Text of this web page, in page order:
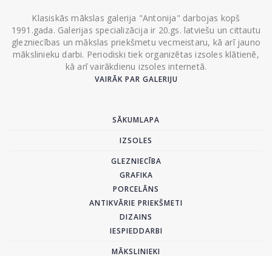
Klasiskās mākslas galerija "Antonija" darbojas kopš
1991.gada. Galerijas specializācija ir 20.gs. latviešu un cittautu
glezniecības un mākslas priekšmetu vecmeistaru, kā arī jauno
mākslinieku darbi. Periodiski tiek organizētas izsoles klātienē,
kā arī vairākdienu izsoles internetā.
VAIRĀK PAR GALERIJU
SĀKUMLAPA
IZSOLES
GLEZNIECĪBA
GRAFIKA
PORCELĀNS
ANTIKVĀRIE PRIEKŠMETI
DIZAINS
IESPIEDDARBI
MĀKSLINIEKI